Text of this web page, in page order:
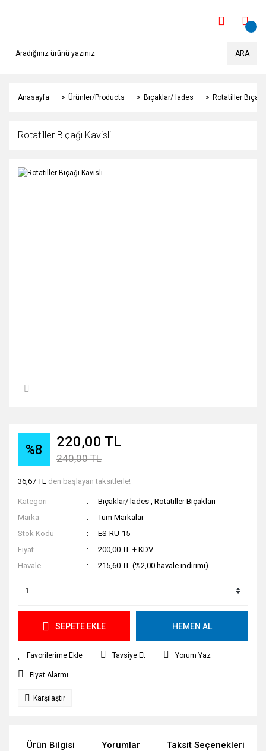
ARA
Anasayfa Ürünler/Products Bıçaklar/ lades Rotatiller
Rotatiller Bıçağı Kavisli
%8 220,00 TL
240,00 TL
36,67 TL den başlayan taksitlerle!
Kategori Bıçaklar/ lades ,Rotatiller Bıçakları
Marka
Tüm Markalar
Stok Kodu
ES-RU-15
Fiyat
200,00 TL + KDV
Havale
215,60 TL (%2,00 havale indirimi)
SEPETE EKLE HEMEN AL
Tavsiye Et Yorum Yaz
Fiyat Alarmı
Karşılaştır
Ürün Bilgisi Yorumlar Taksit Seçenekleri